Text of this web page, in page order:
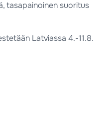
tasapainoinen suoritus
Latviassa 4.-11.8.